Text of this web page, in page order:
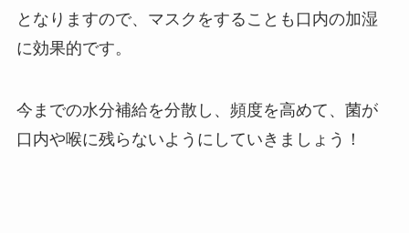
となりますので、マスクをすることも口内の加湿
に効果的です。
今までの水分補給を分散し、頻度を高めて、菌が
口内や喉に残らないようにしていきましょう！